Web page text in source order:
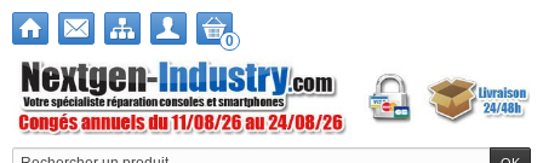
Nous utilisons des
0